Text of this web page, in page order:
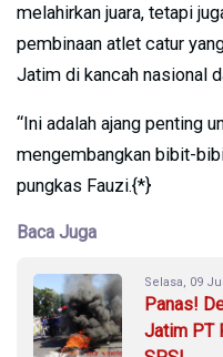
melahirkan juara, tetapi
pembinaan atlet catur
Jatim di kancah nasional
“Ini adalah ajang penting
mengembangkan bibit-
pungkas Fauzi.{*}
Baca Juga
Selasa, 09
Panas!
Jatim PT